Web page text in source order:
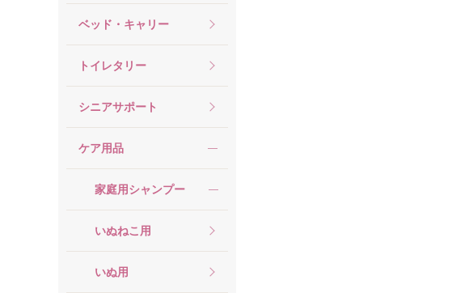
ベッド・キャリー
トイレタリー
シニアサポート
ケア用品
家庭用シャンプー
いぬねこ用
いぬ用